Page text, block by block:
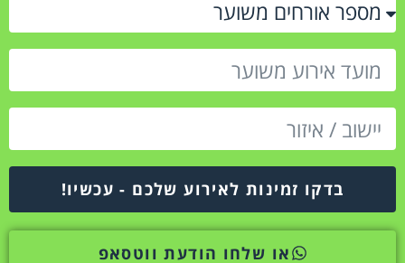
בדקו זמינות לאירוע שלכם - עכשיו!
או שלחו הודעת ווטסאפ